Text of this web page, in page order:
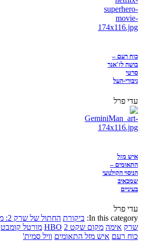
כוח רעם –
בושה לז'אנר
סרטי
גיבורי-העל
עדי פרל
איש מזל
התאומים –
הניסוי הקולנועי
שמכאיב
בעיניים
עדי פרל
In this category: ביקורת החתול של שרק 2: משאלה אחת ודי
שרק אימה מקום שקט 2 HBO מורטל קומבט
כוח רעם איש מזל התאומים וויל סמית'